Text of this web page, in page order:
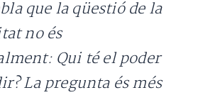
que la qüestió de la
no és
Qui té el poder
La pregunta és més